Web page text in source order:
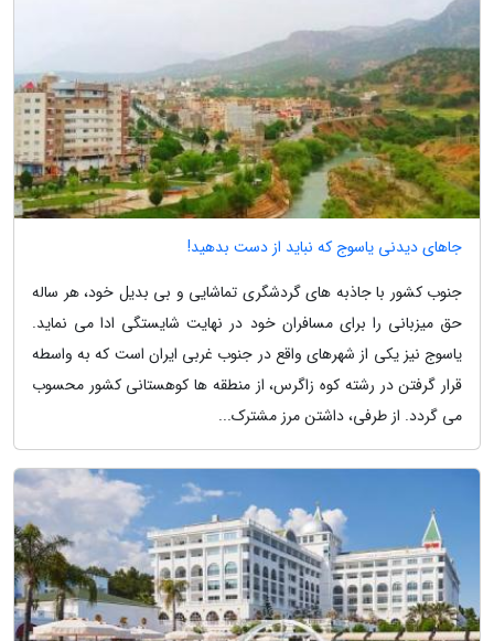
جاهای دیدنی یاسوج که نباید از دست بدهید!
جنوب کشور با جاذبه های گردشگری تماشایی و بی بدیل خود، هر ساله
حق میزبانی را برای مسافران خود در نهایت شایستگی ادا می نماید.
یاسوج نیز یکی از شهرهای واقع در جنوب غربی ایران است که به واسطه
قرار گرفتن در رشته کوه زاگرس، از منطقه ها کوهستانی کشور محسوب
می گردد. از طرفی، داشتن مرز مشترک...